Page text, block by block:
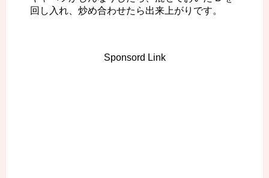
回し入れ、炒め合わせたら出来上がりです。
Sponsord Link